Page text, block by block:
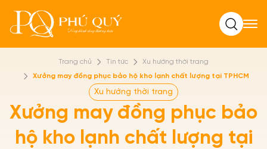
Tìm kiếm
Trang chủ Tin tức
Xu hướng thời trang
Xưởng may đồng phục bảo hộ kho lạnh chất lượng tại TPHCM
Xu hướng thời trang
Xưởng may đồng phục bảo
hộ kho lạnh chất lượng tại